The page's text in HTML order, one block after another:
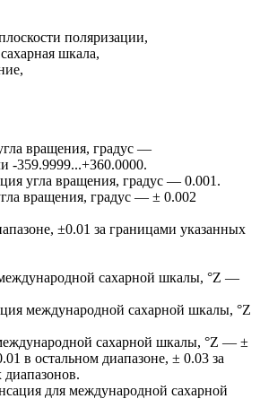
поляризации,
шкала,
вращения, градус —
-359.9999...+360.0000.
угла вращения, градус — 0.001.
вращения, градус — ± 0.002
±0.01 за границами указанных
сахарной шкалы, °Z —
международной сахарной шкалы, °Z
сахарной шкалы, °Z — ±
в остальном диапазоне, ± 0.03 за
для международной сахарной